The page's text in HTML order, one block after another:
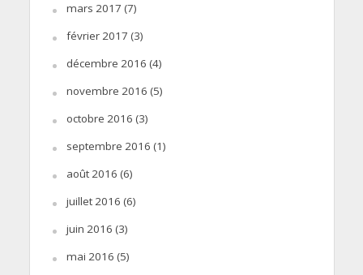
mars 2017 (7)
février 2017 (3)
décembre 2016 (4)
novembre 2016 (5)
octobre 2016 (3)
septembre 2016 (1)
août 2016 (6)
juillet 2016 (6)
juin 2016 (3)
mai 2016 (5)